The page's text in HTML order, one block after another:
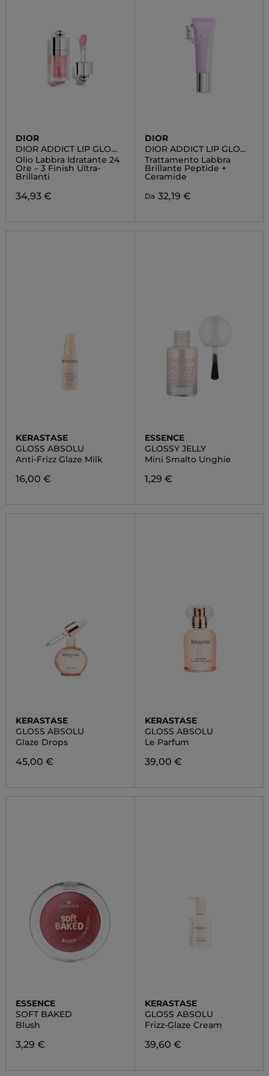
DIOR
DIOR ADDICT LIP GLOW
OIL
Olio Labbra Idratante 24
Ore – 3 Finish Ultra-
Brillanti
34,93 €
DIOR
DIOR ADDICT LIP GLOW
BUTTER
Trattamento Labbra
Brillante Peptide +
Ceramide
Da 32,19 €
KERASTASE
GLOSS ABSOLU
Anti-Frizz Glaze Milk
16,00 €
ESSENCE
GLOSSY JELLY
Mini Smalto Unghie
1,29 €
KERASTASE
GLOSS ABSOLU
Glaze Drops
45,00 €
KERASTASE
GLOSS ABSOLU
Le Parfum
39,00 €
ESSENCE
SOFT BAKED
Blush
3,29 €
KERASTASE
GLOSS ABSOLU
Frizz-Glaze Cream
39,60 €